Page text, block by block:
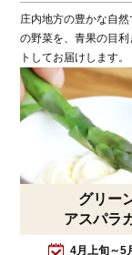
庄内地方の豊かな自然
の野菜を、青果の目利
トしてお届けします。
グリー
アスパラ
4月上旬～5